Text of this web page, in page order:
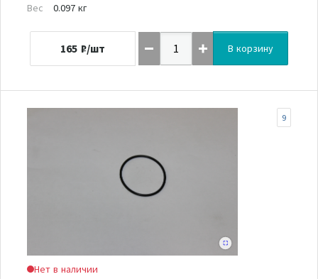
Вес
0.097 кг
165 ₽/шт В корзину
Нет в наличии
9